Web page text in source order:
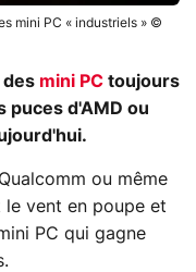
mini PC « industriels » ©
des mini PC toujours
puces d'AMD ou
ou même
vent en poupe et
PC qui gagne